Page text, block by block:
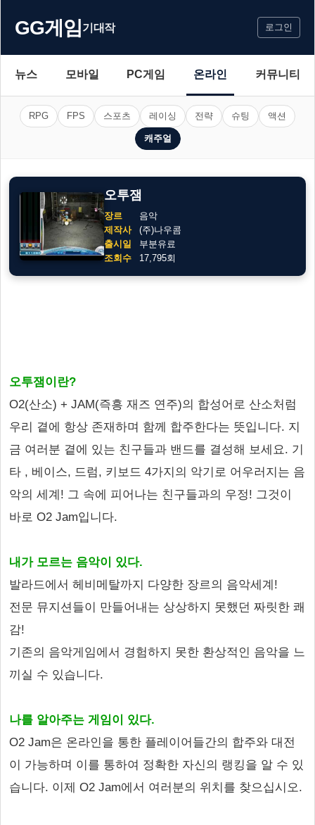
GG게임기대작 로그인
뉴스 모바일 PC게임 온라인 커뮤니티
RPG FPS 스포츠 레이싱 전략 슈팅 액션
캐주얼
오투잼
장르
음악
제작사
(주)나우콤
출시일
부분유료
조회수
17,795회
오투잼이란?
O2(산소) + JAM(즉흥 재즈 연주)의 합성어로 산소처럼
우리 곁에 항상 존재하며 함께 합주한다는 뜻입니다. 지
금 여러분 곁에 있는 친구들과 밴드를 결성해 보세요. 기
타 , 베이스, 드럼, 키보드 4가지의 악기로 어우러지는 음
악의 세계! 그 속에 피어나는 친구들과의 우정! 그것이
바로 O2 Jam입니다.
내가 모르는 음악이 있다.
발라드에서 헤비메탈까지 다양한 장르의 음악세계!
전문 뮤지션들이 만들어내는 상상하지 못했던 짜릿한 쾌
감!
기존의 음악게임에서 경험하지 못한 환상적인 음악을 느
끼실 수 있습니다.
나를 알아주는 게임이 있다.
O2 Jam은 온라인을 통한 플레이어들간의 합주와 대전
이 가능하며 이를 통하여 정확한 자신의 랭킹을 알 수 있
습니다. 이제 O2 Jam에서 여러분의 위치를 찾으십시오.